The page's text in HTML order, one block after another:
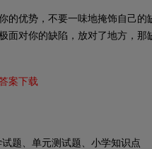
优势，不要一味地掩饰自己的
面对你的缺陷，放对了地方，那
案下载
试题、单元测试题、小学知识点